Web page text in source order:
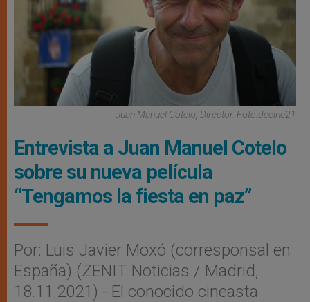
Juan Manuel Cotelo, Director. Foto:decine21
Entrevista a Juan Manuel Cotelo
sobre su nueva película
“Tengamos la fiesta en paz”
Por: Luis Javier Moxó (corresponsal en
España) (ZENIT Noticias / Madrid,
18.11.2021).- El conocido cineasta